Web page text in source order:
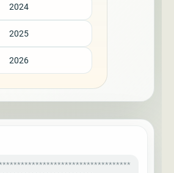
2024
2025
2026